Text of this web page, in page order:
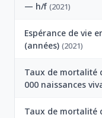
— h/f (2021)
Espérance de vie
(années) (2021)
Taux de mortalité
000 naissances
Taux de mortalité